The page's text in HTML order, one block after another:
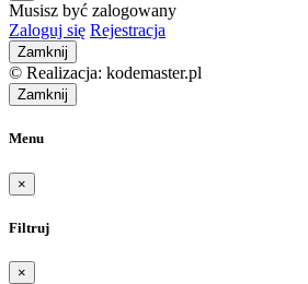
Musisz być zalogowany
Zaloguj się Rejestracja
Zamknij
© Realizacja: kodemaster.pl
Zamknij
Menu
×
Filtruj
×